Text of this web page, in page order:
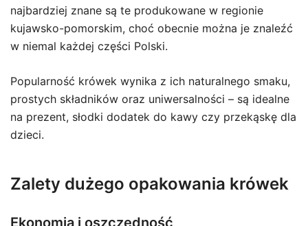
najbardziej znane są te produkowane w regionie
kujawsko-pomorskim, choć obecnie można je znaleźć
w niemal każdej części Polski.
Popularność krówek wynika z ich naturalnego smaku,
prostych składników oraz uniwersalności – są idealne
na prezent, słodki dodatek do kawy czy przekąskę dla
dzieci.
Zalety dużego opakowania krówek
Ekonomia i oszczędność